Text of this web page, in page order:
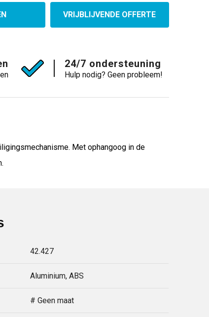
VRIJBLIJVENDE OFFERTE
24/7 ondersteuning
Hulp nodig? Geen probleem!
Met ophangoog in de
42.427
Aluminium, ABS
# Geen maat